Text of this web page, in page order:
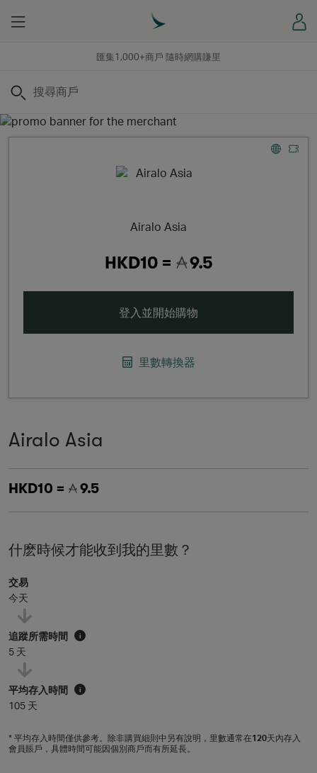
匯集1,000+商戶 隨時網購賺里
Menu
搜尋
Airalo Asia
HKD10 = 9.5
登入並開始購物
里數轉換器
Airalo Asia
HKD10 = 9.5
什麽時候才能收到我的里數？
交易
今天
追蹤所需時間 i
5 天
平均存入時間 i
105 天
* 平均存入時間僅供參考。除非購買細則中另有說明，里數通常在120天內存入
會員賬戶，具體時間可能因個別商戶而有所延長。